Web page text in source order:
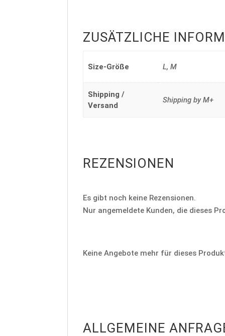
ZUSÄTZLICHE
Size-Größe L, M
Shipping /
Versand
Shipping by M+
REZENSIONEN
Es gibt noch keine Rezensionen.
Nur angemeldete Kunden, die dieses
Keine Angebote mehr für dieses
ALLGEMEINE